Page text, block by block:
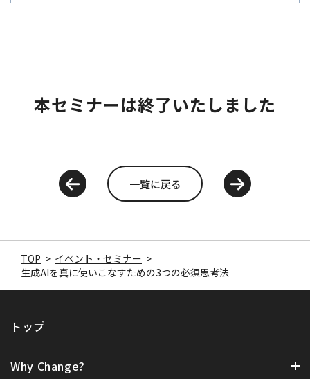
本セミナーは終了いたしました
一覧に戻る
TOP > イベント・セミナー >
生成AIを真に使いこなすための3つの必須思考法
トップ
Why Change?